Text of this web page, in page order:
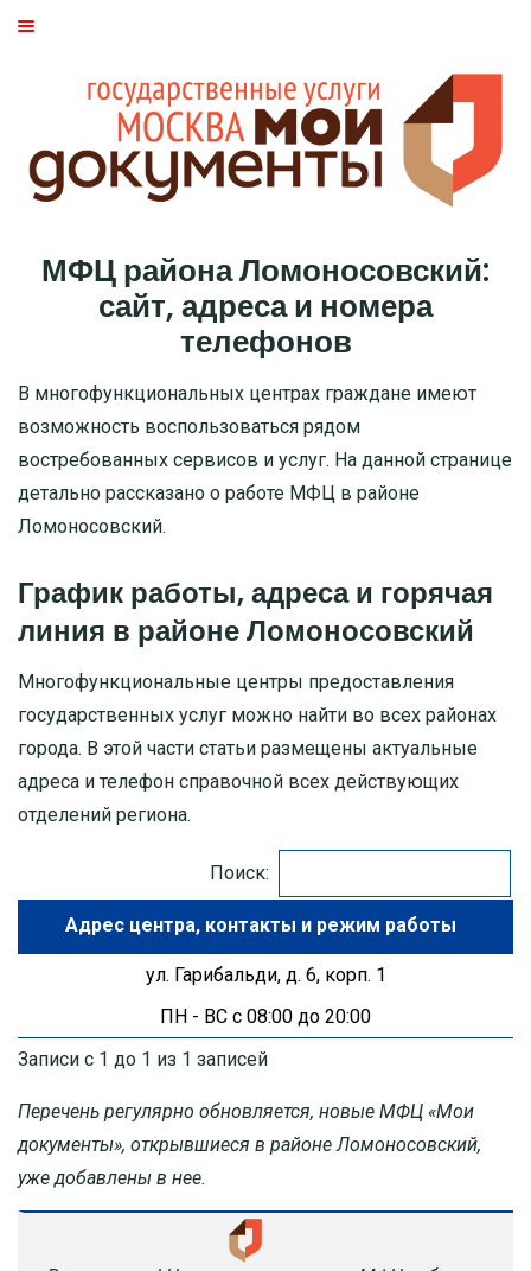
МФЦ района Ломоносовский:
сайт, адреса и номера
телефонов
В многофункциональных центрах граждане имеют
возможность воспользоваться рядом
востребованных сервисов и услуг. На данной странице
детально рассказано о работе МФЦ в районе
Ломоносовский.
График работы, адреса и горячая
линия в районе Ломоносовский
Многофункциональные центры предоставления
государственных услуг можно найти во всех районах
города. В этой части статьи размещены актуальные
адреса и телефон справочной всех действующих
отделений региона.
Поиск:
Адрес центра
ул. Гарибальди, д. 6, корп. 1
ПН - ВС с 08:00 до 20:00
Записи с 1 до 1 из 1 записей
Перечень регулярно обновляется, новые МФЦ «Мои
документы», открывшиеся в районе Ломоносовский,
уже добавлены в нее.
СТАТЬИ
БАСМАННЫЙ РАЙОН
ТВЕРСКОЙ
ЦАО
САО
МОСКОВСКАЯ ОБЛАСТЬ
ПУШКИНО
БАЛАШИХА
ДМИТРОВ